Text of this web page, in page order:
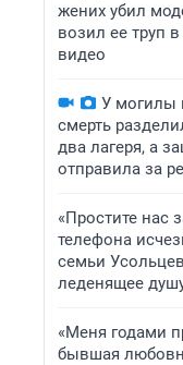
жених убил
возил ее труп
видео
У могилы
смерть
два лагеря, а
отправила за
«Простите нас
телефона
семьи
леденящее
«Меня годами
бывшая